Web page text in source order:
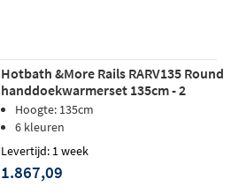
Hotbath &More Rails RARV135 Round
handdoekwarmerset 135cm - 2
stangen - geborsteld messing PVD
Hoogte: 135cm
6 kleuren
Levertijd: 1 week
1.867,09